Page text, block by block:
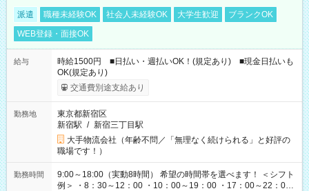
派遣 職種未経験OK 社会人未経験OK 大学生歓迎
ブランクOK
WEB登録・面接OK
給与
時給1500円 ■日払い・週払いOK！(規定あり) ■現金日払いも
OK(規定あり)
交通費別途支給あり
勤務地
東京都新宿区
新宿駅 / 新宿三丁目駅
大手物流会社（年齢不問／「無理なく続けられる」と好評の
職場です！）
勤務時間
9:00～18:00（実動8時間） 希望の時間帯を選べます！ ＜シフト
例＞ ・8：30～12：00 ・10：00～19：00 ・17：00～22：00